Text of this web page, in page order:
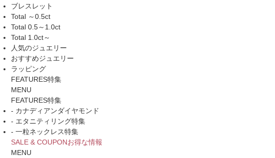
ブレスレット
Total ～0.5ct
Total 0.5～1.0ct
Total 1.0ct～
人気のジュエリー
おすすめジュエリー
ラッピング
FEATURES特集
MENU
FEATURES特集
- カナディアンダイヤモンド
- エタニティリング特集
- 一粒ネックレス特集
SALE & COUPONお得な情報
MENU